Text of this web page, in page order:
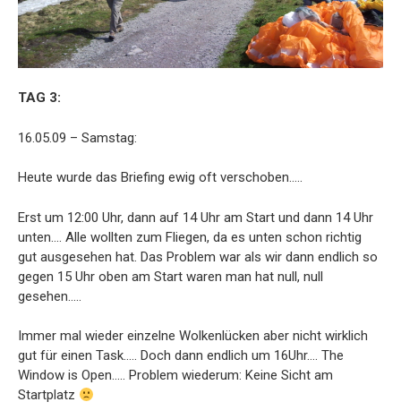
TAG 3:
16.05.09 – Samstag:
Heute wurde das Briefing ewig oft verschoben…..
Erst um 12:00 Uhr, dann auf 14 Uhr am Start und dann 14 Uhr
unten…. Alle wollten zum Fliegen, da es unten schon richtig
gut ausgesehen hat. Das Problem war als wir dann endlich so
gegen 15 Uhr oben am Start waren man hat null, null
gesehen…..
Immer mal wieder einzelne Wolkenlücken aber nicht wirklich
gut für einen Task….. Doch dann endlich um 16Uhr…. The
Window is Open….. Problem wiederum: Keine Sicht am
Startplatz